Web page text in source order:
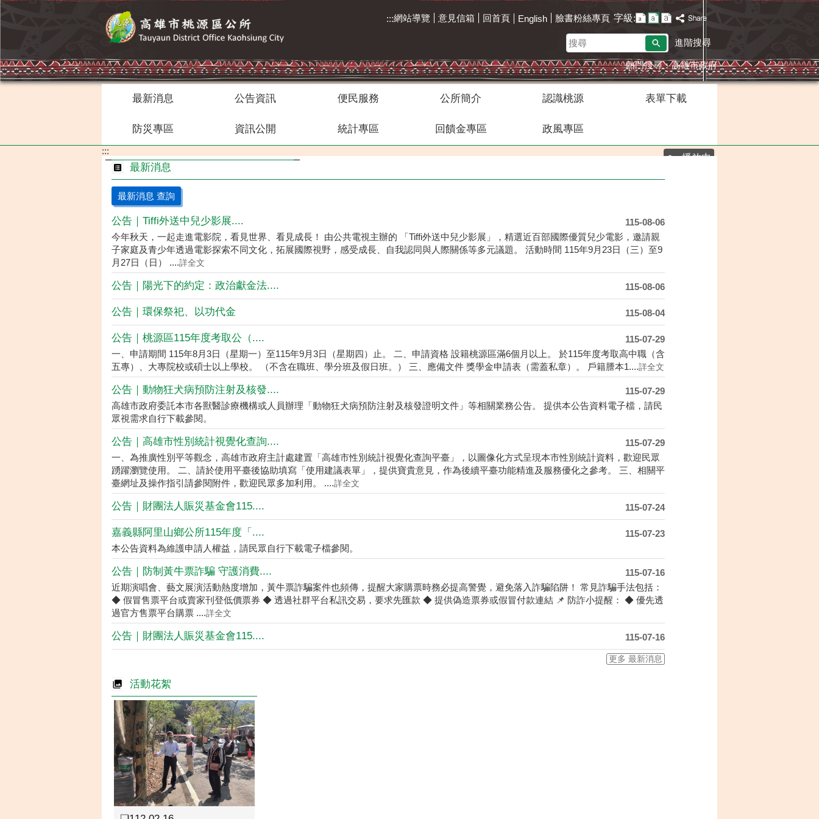
:::網站導覽 意見信箱 回首頁 English 臉書粉絲專頁 字級:
搜
尋
進階搜尋
熱門搜尋：高雄市政府
最新消息 公告資訊 便民服務 公所簡介 認識桃源 表單下載
防災專區 資訊公開 統計專區 回饋金專區 政風專區
播放中
:::
最新消息
最新消息 查詢
115-08-06
公告｜Tiffi外送中兒少影展....
今年秋天，一起走進電影院，看見世界、看見成長！ 由公共電視主辦的 「Tiffi外送中兒少影展」，精選近百部國際優質兒少電影，邀請親
子家庭及青少年透過電影探索不同文化，拓展國際視野，感受成長、自我認同與人際關係等多元議題。 活動時間 115年9月23日（三）至9
月27日（日） ....詳全文
115-08-06
公告｜陽光下的約定：政治獻金法....
115-08-04
公告｜環保祭祀、以功代金
115-07-29
公告｜桃源區115年度考取公（....
一、申請期間 115年8月3日（星期一）至115年9月3日（星期四）止。 二、申請資格 設籍桃源區滿6個月以上。 於115年度考取高中職（含
五專）、大專院校或碩士以上學校。 （不含在職班、學分班及假日班。） 三、應備文件 獎學金申請表（需蓋私章）。 戶籍謄本1....詳全文
115-07-29
公告｜動物狂犬病預防注射及核發....
高雄市政府委託本市各獸醫診療機構或人員辦理「動物狂犬病預防注射及核發證明文件」等相關業務公告。 提供本公告資料電子檔，請民
眾視需求自行下載參閱。
115-07-29
公告｜高雄市性別統計視覺化查詢....
一、為推廣性別平等觀念，高雄市政府主計處建置「高雄市性別統計視覺化查詢平臺」，以圖像化方式呈現本市性別統計資料，歡迎民眾
踴躍瀏覽使用。 二、請於使用平臺後協助填寫「使用建議表單」，提供寶貴意見，作為後續平臺功能精進及服務優化之參考。 三、相關平
臺網址及操作指引請參閱附件，歡迎民眾多加利用。 ....詳全文
115-07-24
公告｜財團法人賑災基金會115....
115-07-23
嘉義縣阿里山鄉公所115年度「....
本公告資料為維護申請人權益，請民眾自行下載電子檔參閱。
115-07-16
公告｜防制黃牛票詐騙 守護消費....
近期演唱會、藝文展演活動熱度增加，黃牛票詐騙案件也頻傳，提醒大家購票時務必提高警覺，避免落入詐騙陷阱！ 常見詐騙手法包括：
◆ 假冒售票平台或賣家刊登低價票券 ◆ 透過社群平台私訊交易，要求先匯款 ◆ 提供偽造票券或假冒付款連結 📌 防詐小提醒： ◆ 優先透
過官方售票平台購票 ....詳全文
115-07-16
公告｜財團法人賑災基金會115....
更多 最新消息
活動花絮